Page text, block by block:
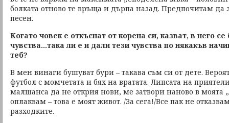
болката отново те връща и дърпа назад. Предпочитам да
песен.
Когато човек е откъснат от корена си, казват, в него
чувства…така ли е и дали тези чувства по някакъв
теб?
В мен винаги бушуват бури – такава съм си от дете.
футбол с момчетата и бях на вратата. Липсата на
малшанса да не открия нови, ме затвори наново в моята
оплаквам – това е моят живот. /За сега!/Все пак не
разходките.